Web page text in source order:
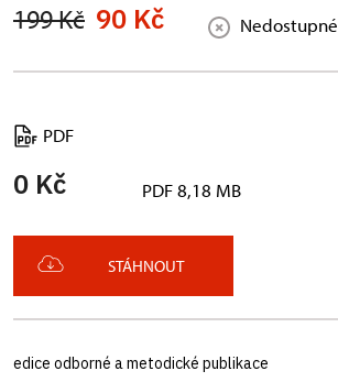
199 Kč 90 Kč Nedostupné
PDF
0 Kč PDF 8,18 MB
STÁHNOUT
edice odborné a metodické publikace